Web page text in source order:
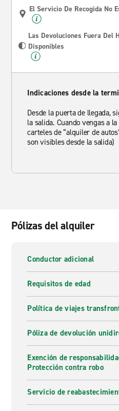
El Servicio De Recogida No
Las Devoluciones Fuera Del
Disponibles
Indicaciones desde la
Desde la puerta de llegada,
la salida. Cuando vengas a
carteles de “alquiler de
son visibles desde la salida)
Pólizas del alquiler
Conductor adicional
Requisitos de edad
Política de viajes
Póliza de devolución
Exención de
Protección contra robo
Servicio de